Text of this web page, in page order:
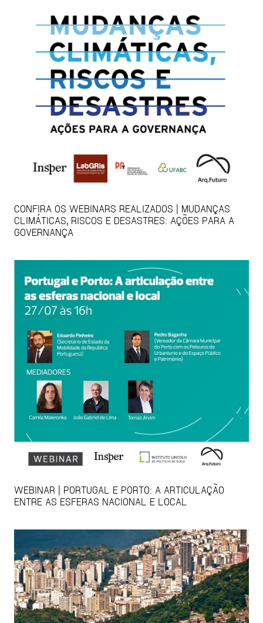
CONFIRA OS WEBINARS REALIZADOS | MUDANÇAS
CLIMÁTICAS, RISCOS E DESASTRES: AÇÕES PARA A
GOVERNANÇA
WEBINAR | PORTUGAL E PORTO: A ARTICULAÇÃO
ENTRE AS ESFERAS NACIONAL E LOCAL